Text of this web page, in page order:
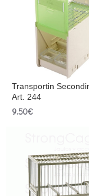
Transportin
Art. 244
9.50€